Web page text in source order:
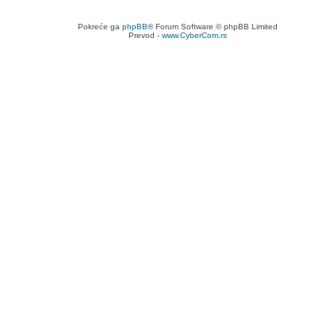
Pokreće ga phpBB® Forum Software © phpBB Limited
Prevod - www.CyberCom.rs